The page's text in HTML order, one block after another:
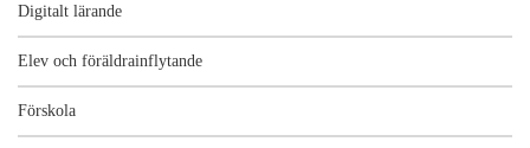
Digitalt lärande
Elev och föräldrainflytande
Förskola